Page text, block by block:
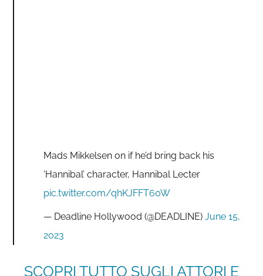
Mads Mikkelsen on if he’d bring back his
‘Hannibal’ character, Hannibal Lecter
pic.twitter.com/qhKJFFT60W
— Deadline Hollywood (@DEADLINE)June 15,
2023
SCOPRI TUTTO SUGLI ATTORI E